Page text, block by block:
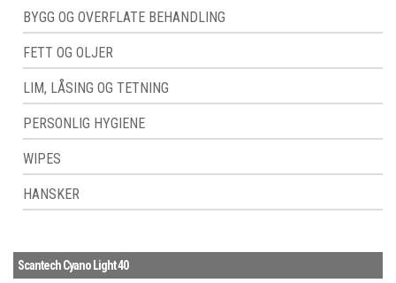
BYGG OG OVERFLATE BEHANDLING
FETT OG OLJER
LIM, LÅSING OG TETNING
PERSONLIG HYGIENE
WIPES
HANSKER
Scantech Cyano Light 40